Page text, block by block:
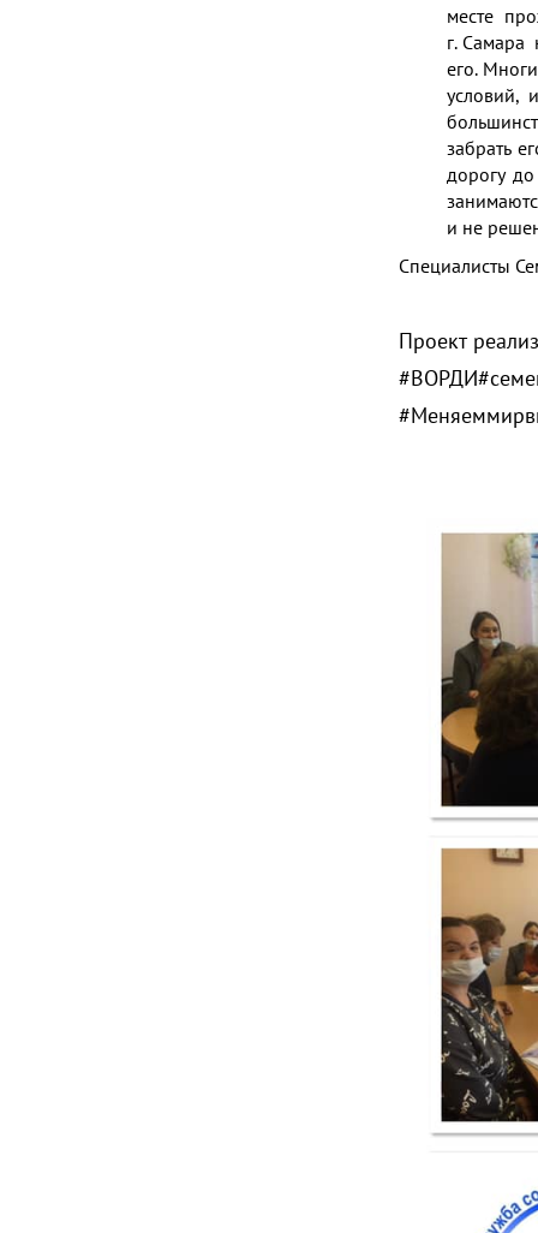
месте
г. Самара
его.
условий,
забрать
дорогу
и не
Специалисты
Проект